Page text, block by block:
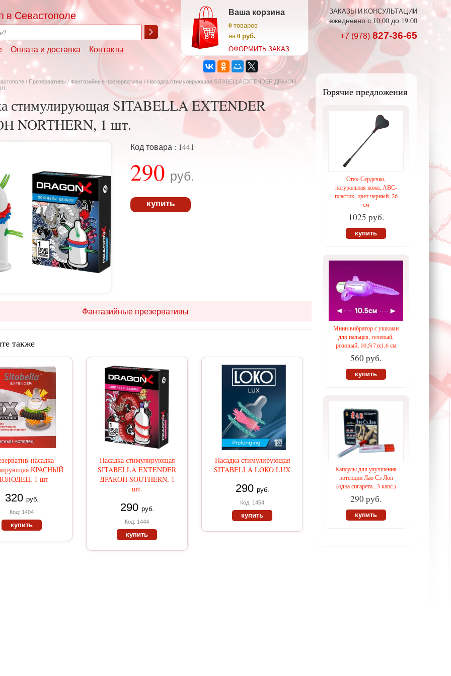
в Севастополе
Оплата и доставка Контакты
Ваша корзина
0товаров
на0 руб.
ОФОРМИТЬ ЗАКАЗ
ЗАКАЗЫ И КОНСУЛЬТАЦИИ
ежедневно с 10:00 до 19:00
+7 (978) 827-36-65
/ Презервативы /Фантазийные презервативы / Насадка стимулирующая SITABELLA EXTENDER ДРАКОН
стимулирующая SITABELLA EXTENDER
NORTHERN, 1 шт.
Код товара : 1441
290 руб.
купить
Фантазийные презервативы
также
насадка
КРАСНЫЙ
1 шт
320 руб.
Код: 1404
купить
Насадка стимулирующая
SITABELLA EXTENDER
ДРАКОН SOUTHERN, 1
шт.
290 руб.
Код: 1444
купить
Насадка стимулирующая
SITABELLA LOKO LUX
290 руб.
Код: 1454
купить
Горячие предложения
Стек-Сердечко,
натуральная кожа, АВС-
пластик, цвет черный, 26
см
1025 руб.
купить
Мини-вибратор с ушками
для пальцев, гелевый,
розовый, 10,5(7)х1,6 см
560 руб.
купить
Капсулы для улучшения
потенции Лао Сэ Лон
(одна сигарета , 3 капс.)
290 руб.
купить